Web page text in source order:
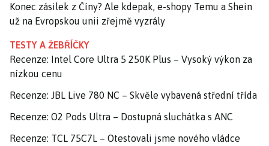
Konec zásilek z Číny? Ale kdepak, e-shopy Temu a Shein
už na Evropskou unii zřejmě vyzrály
TESTY A ŽEBŘÍČKY
Recenze: Intel Core Ultra 5 250K Plus – Vysoký výkon za
nízkou cenu
Recenze: JBL Live 780 NC – Skvěle vybavená střední třída
Recenze: O2 Pods Ultra – Dostupná sluchátka s ANC
Recenze: TCL 75C7L – Otestovali jsme nového vládce